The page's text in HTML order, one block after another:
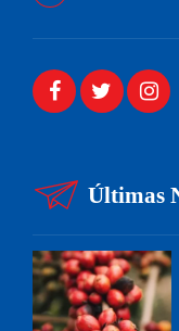
Últimas